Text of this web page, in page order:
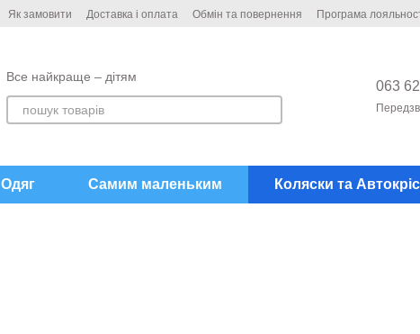
Як замовити Доставка і оплата Обмін та повернення Програма
Все найкраще – дітям
063
Одяг Самим маленьким Коляски та